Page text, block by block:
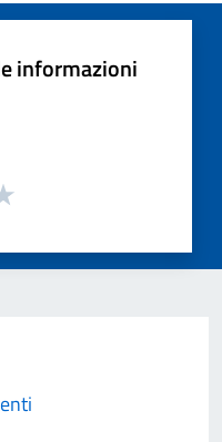
informazioni